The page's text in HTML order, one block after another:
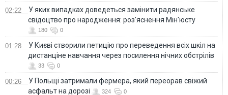
02:22
У яких випадках доведеться замінити радянське
свідоцтво про народження: роз'яснення Мін'юсту
180 0
01:28
У Києві створили петицію про переведення всіх шкіл на
дистанціне навчання через посилення нічних обстрілів
33 0
00:26
У Польщі затримали фермера, який переорав свіжий
асфальт на дорозі
324 0